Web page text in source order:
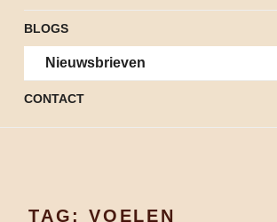
BLOGS
Nieuwsbrieven
CONTACT
TAG: VOELEN